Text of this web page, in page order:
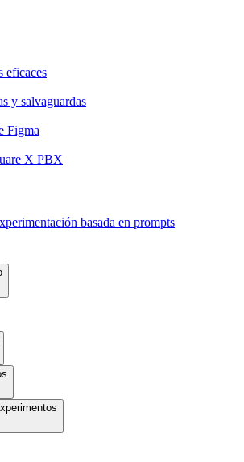
eficaces
y salvaguardas
Figma
X PBX
basada en prompts